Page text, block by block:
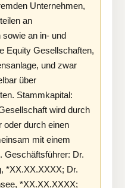
Unternehmen,
an
an in- und
Equity Gesellschaften,
und zwar
über
Stammkapital:
wird durch
oder durch einen
mit einem
Geschäftsführer: Dr.
*XX.XX.XXXX; Dr.
*XX.XX.XXXX;